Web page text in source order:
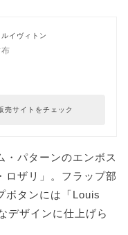
イヴィトン
売サイトをチェック
・パターンのエンボス
ロザリ」。フラップ部
ボタンには「Louis
デザインに仕上げら